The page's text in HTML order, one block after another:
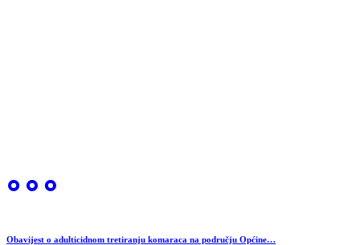
Obavijest o adulticidnom tretiranju komaraca na području Općine…